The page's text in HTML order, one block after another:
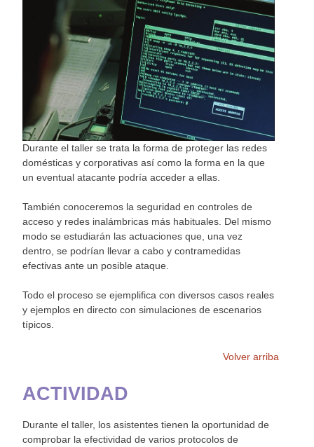
Durante el taller se trata la forma de proteger las redes
domésticas y corporativas así como la forma en la que
un eventual atacante podría acceder a ellas.
También conoceremos la seguridad en controles de
acceso y redes inalámbricas más habituales. Del mismo
modo se estudiarán las actuaciones que, una vez
dentro, se podrían llevar a cabo y contramedidas
efectivas ante un posible ataque.
Todo el proceso se ejemplifica con diversos casos reales
y ejemplos en directo con simulaciones de escenarios
típicos.
Volver arriba
ACTIVIDAD
Durante el taller, los asistentes tienen la oportunidad de
comprobar la efectividad de varios protocolos de